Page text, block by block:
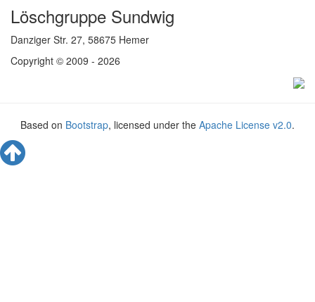
Löschgruppe Sundwig
Danziger Str. 27, 58675 Hemer
Copyright © 2009 - 2026
Based on Bootstrap, licensed under the Apache License v2.0.